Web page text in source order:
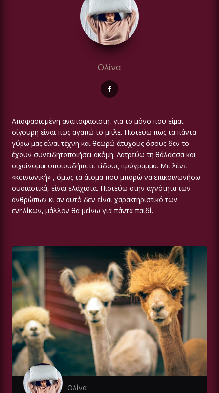
Ολίνα
Αποφασισμένη αναποφάσιστη, για το μόνο που είμαι
σίγουρη είναι πως αγαπώ το μπλε. Πιστεύω πως τα πάντα
γύρω μας είναι τέχνη και θεωρώ άτυχους όσους δεν το
έχουν συνειδητοποιήσει ακόμη. Λατρεύω τη θάλασσα και
σιχαίνομαι οποιουδήποτε είδους πρόγραμμα. Με λένε
«κοινωνική» , όμως τα άτομα που μπορώ να επικοινωνήσω
ουσιαστικά, είναι ελάχιστα. Πιστεύω στην αγνότητα των
ανθρώπων κι αν αυτό δεν είναι χαρακτηριστικό των
ενηλίκων, μάλλον θα μείνω για πάντα παιδί.
Ολίνα